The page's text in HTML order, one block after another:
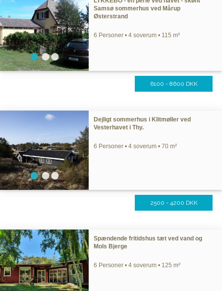
Samsø sommerhus ved Mårup
Østerstrand
6 Personer • 4 soverum • 115 m²
6100 - 8600 DKK
Dejligt sommerhus i Klitmøller ved
Vesterhavet i Thy.
6 Personer • 4 soverum • 70 m²
2500 - 4200 DKK
Spændende fritidshus tæt ved vand og
Mols Bjerge
6 Personer • 4 soverum • 125 m²